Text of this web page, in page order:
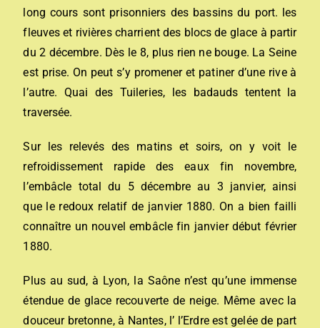
long cours sont prisonniers des bassins du port. les
fleuves et rivières charrient des blocs de glace à partir
du 2 décembre. Dès le 8, plus rien ne bouge. La Seine
est prise. On peut s’y promener et patiner d’une rive à
l’autre. Quai des Tuileries, les badauds tentent la
traversée.
Sur les relevés des matins et soirs, on y voit le
refroidissement rapide des eaux fin novembre,
l’embâcle total du 5 décembre au 3 janvier, ainsi
que le redoux relatif de janvier 1880. On a bien failli
connaître un nouvel embâcle fin janvier début février
1880.
Plus au sud, à Lyon, la Saône n’est qu’une immense
étendue de glace recouverte de neige. Même avec la
douceur bretonne, à Nantes, l’ l’Erdre est gelée de part